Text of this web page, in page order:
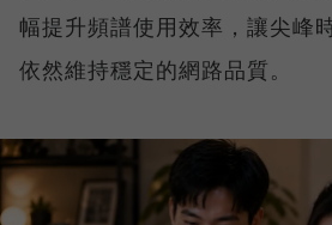
幅提升頻譜使用效率，讓尖峰
依然維持穩定的網路品質。